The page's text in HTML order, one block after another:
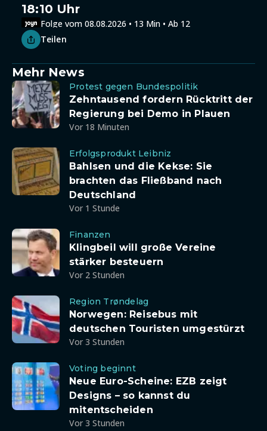
18:10 Uhr
Folge vom 08.08.2026 • 13 Min • Ab 12
Teilen
Mehr News
Protest gegen Bundespolitik
Zehntausend fordern Rücktritt der
Regierung bei Demo in Plauen
Vor 18 Minuten
Erfolgsprodukt Leibniz
Bahlsen und die Kekse: Sie
brachten das Fließband nach
Deutschland
Vor 1 Stunde
Finanzen
Klingbeil will große Vereine
stärker besteuern
Vor 2 Stunden
Region Trøndelag
Norwegen: Reisebus mit
deutschen Touristen umgestürzt
Vor 3 Stunden
Voting beginnt
Neue Euro-Scheine: EZB zeigt
Designs – so kannst du
mitentscheiden
Vor 3 Stunden